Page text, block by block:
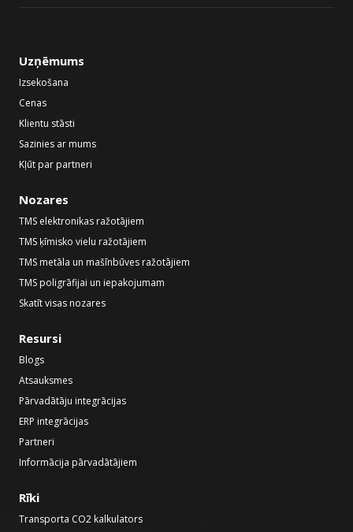
Uzņēmums
Izsekošana
Cenas
Klientu stāsti
Sazinies ar mums
Kļūt par partneri
Nozares
TMS elektronikas ražotājiem
TMS ķīmisko vielu ražotājiem
TMS metāla un mašīnbūves ražotājiem
TMS poligrāfijai un iepakojumam
Skatīt visas nozares
Resursi
Blogs
Atsauksmes
Pārvadātāju integrācijas
ERP integrācijas
Partneri
Informācija pārvadātājiem
Rīki
Transporta CO2 kalkulators